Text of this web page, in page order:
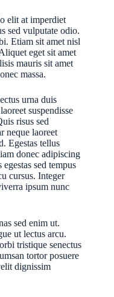
elit at imperdiet
sed vulputate odio.
Etiam sit amet nisl
eget sit amet
mauris sit amet
massa.
urna duis
suspendisse
risus sed
neque laoreet
Egestas tellus
donec adipiscing
sed tempus
cursus. Integer
ipsum nunc
sed enim ut.
ut lectus arcu.
tristique senectus
tortor posuere
dignissim